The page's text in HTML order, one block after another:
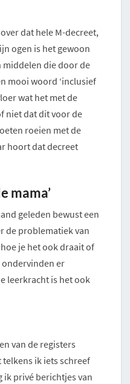
dat hele M-decreet,
ogen is het gewoon
die door de
mooi woord ‘inclusief
wat het met de
niet dat dit voor de
roeien met de
hoort dat decreet
mama’
geleden bewust een
de problematiek van
je het ook draait of
ondervinden er
leerkracht is het ook
van de registers
telkens ik iets schreef
ik privé berichtjes van